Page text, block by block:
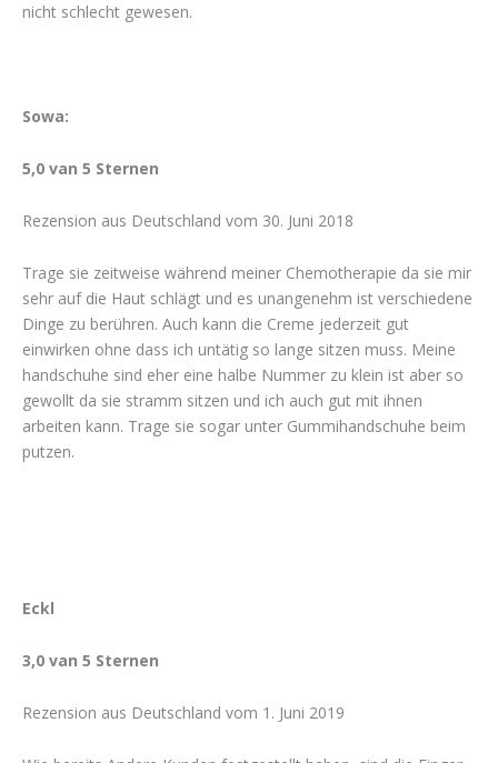
nicht schlecht gewesen.
Sowa:
5,0 van 5 Sternen
Rezension aus Deutschland vom 30. Juni 2018
Trage sie zeitweise während meiner Chemotherapie da sie mir
sehr auf die Haut schlägt und es unangenehm ist verschiedene
Dinge zu berühren. Auch kann die Creme jederzeit gut
einwirken ohne dass ich untätig so lange sitzen muss. Meine
handschuhe sind eher eine halbe Nummer zu klein ist aber so
gewollt da sie stramm sitzen und ich auch gut mit ihnen
arbeiten kann. Trage sie sogar unter Gummihandschuhe beim
putzen.
Eckl
3,0 van 5 Sternen
Rezension aus Deutschland vom 1. Juni 2019